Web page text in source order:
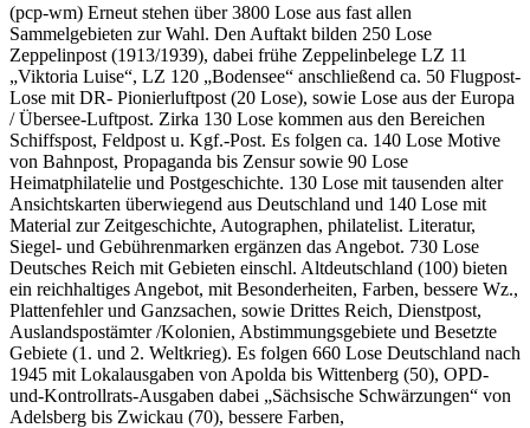
(pcp-wm) Erneut stehen über 3800 Lose aus fast allen
Sammelgebieten zur Wahl. Den Auftakt bilden 250 Lose
Zeppelinpost (1913/1939), dabei frühe Zeppelinbelege LZ 11
„Viktoria Luise“, LZ 120 „Bodensee“ anschließend ca. 50 Flugpost-
Lose mit DR- Pionierluftpost (20 Lose), sowie Lose aus der Europa
/ Übersee-Luftpost. Zirka 130 Lose kommen aus den Bereichen
Schiffspost, Feldpost u. Kgf.-Post. Es folgen ca. 140 Lose Motive
von Bahnpost, Propaganda bis Zensur sowie 90 Lose
Heimatphilatelie und Postgeschichte. 130 Lose mit tausenden alter
Ansichtskarten überwiegend aus Deutschland und 140 Lose mit
Material zur Zeitgeschichte, Autographen, philatelist. Literatur,
Siegel- und Gebührenmarken ergänzen das Angebot. 730 Lose
Deutsches Reich mit Gebieten einschl. Altdeutschland (100) bieten
ein reichhaltiges Angebot, mit Besonderheiten, Farben, bessere Wz.,
Plattenfehler und Ganzsachen, sowie Drittes Reich, Dienstpost,
Auslandspostämter /Kolonien, Abstimmungsgebiete und Besetzte
Gebiete (1. und 2. Weltkrieg). Es folgen 660 Lose Deutschland nach
1945 mit Lokalausgaben von Apolda bis Wittenberg (50), OPD-
und-Kontrollrats-Ausgaben dabei „Sächsische Schwärzungen“ von
Adelsberg bis Zwickau (70), bessere Farben,